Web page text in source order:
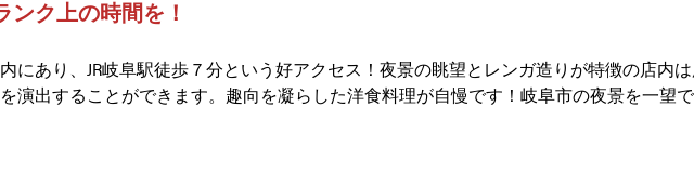
ンク上の時間を！
にあり、JR岐阜駅徒歩７分という好アクセス！夜景の眺望とレンガ造りが特徴の店内
演出することができます。趣向を凝らした洋食料理が自慢です！岐阜市の夜景を一望